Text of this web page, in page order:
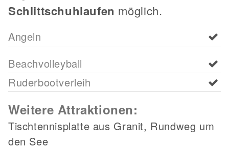
Schlittschuhlaufen möglich.
Angeln
Beachvolleyball
Ruderbootverleih
Weitere Attraktionen:
Tischtennisplatte aus Granit, Rundweg um
den See